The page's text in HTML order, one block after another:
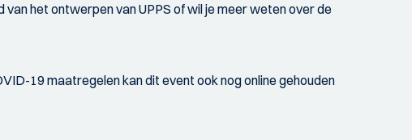
het ontwerpen van UPPS of wil je meer weten over de
19 maatregelen kan dit event ook nog online gehouden